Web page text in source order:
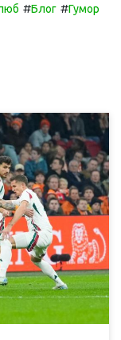
#Блог #Гумор